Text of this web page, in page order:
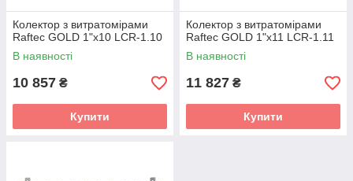
Колектор з витратомірами
Raftec GOLD 1"х10 LCR-1.10
В наявності
10 857 ₴
Купити
Колектор з витратомірами
Raftec GOLD 1"х11 LCR-1.11
В наявності
11 827 ₴
Купити